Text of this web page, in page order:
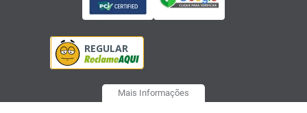
Mais Informações